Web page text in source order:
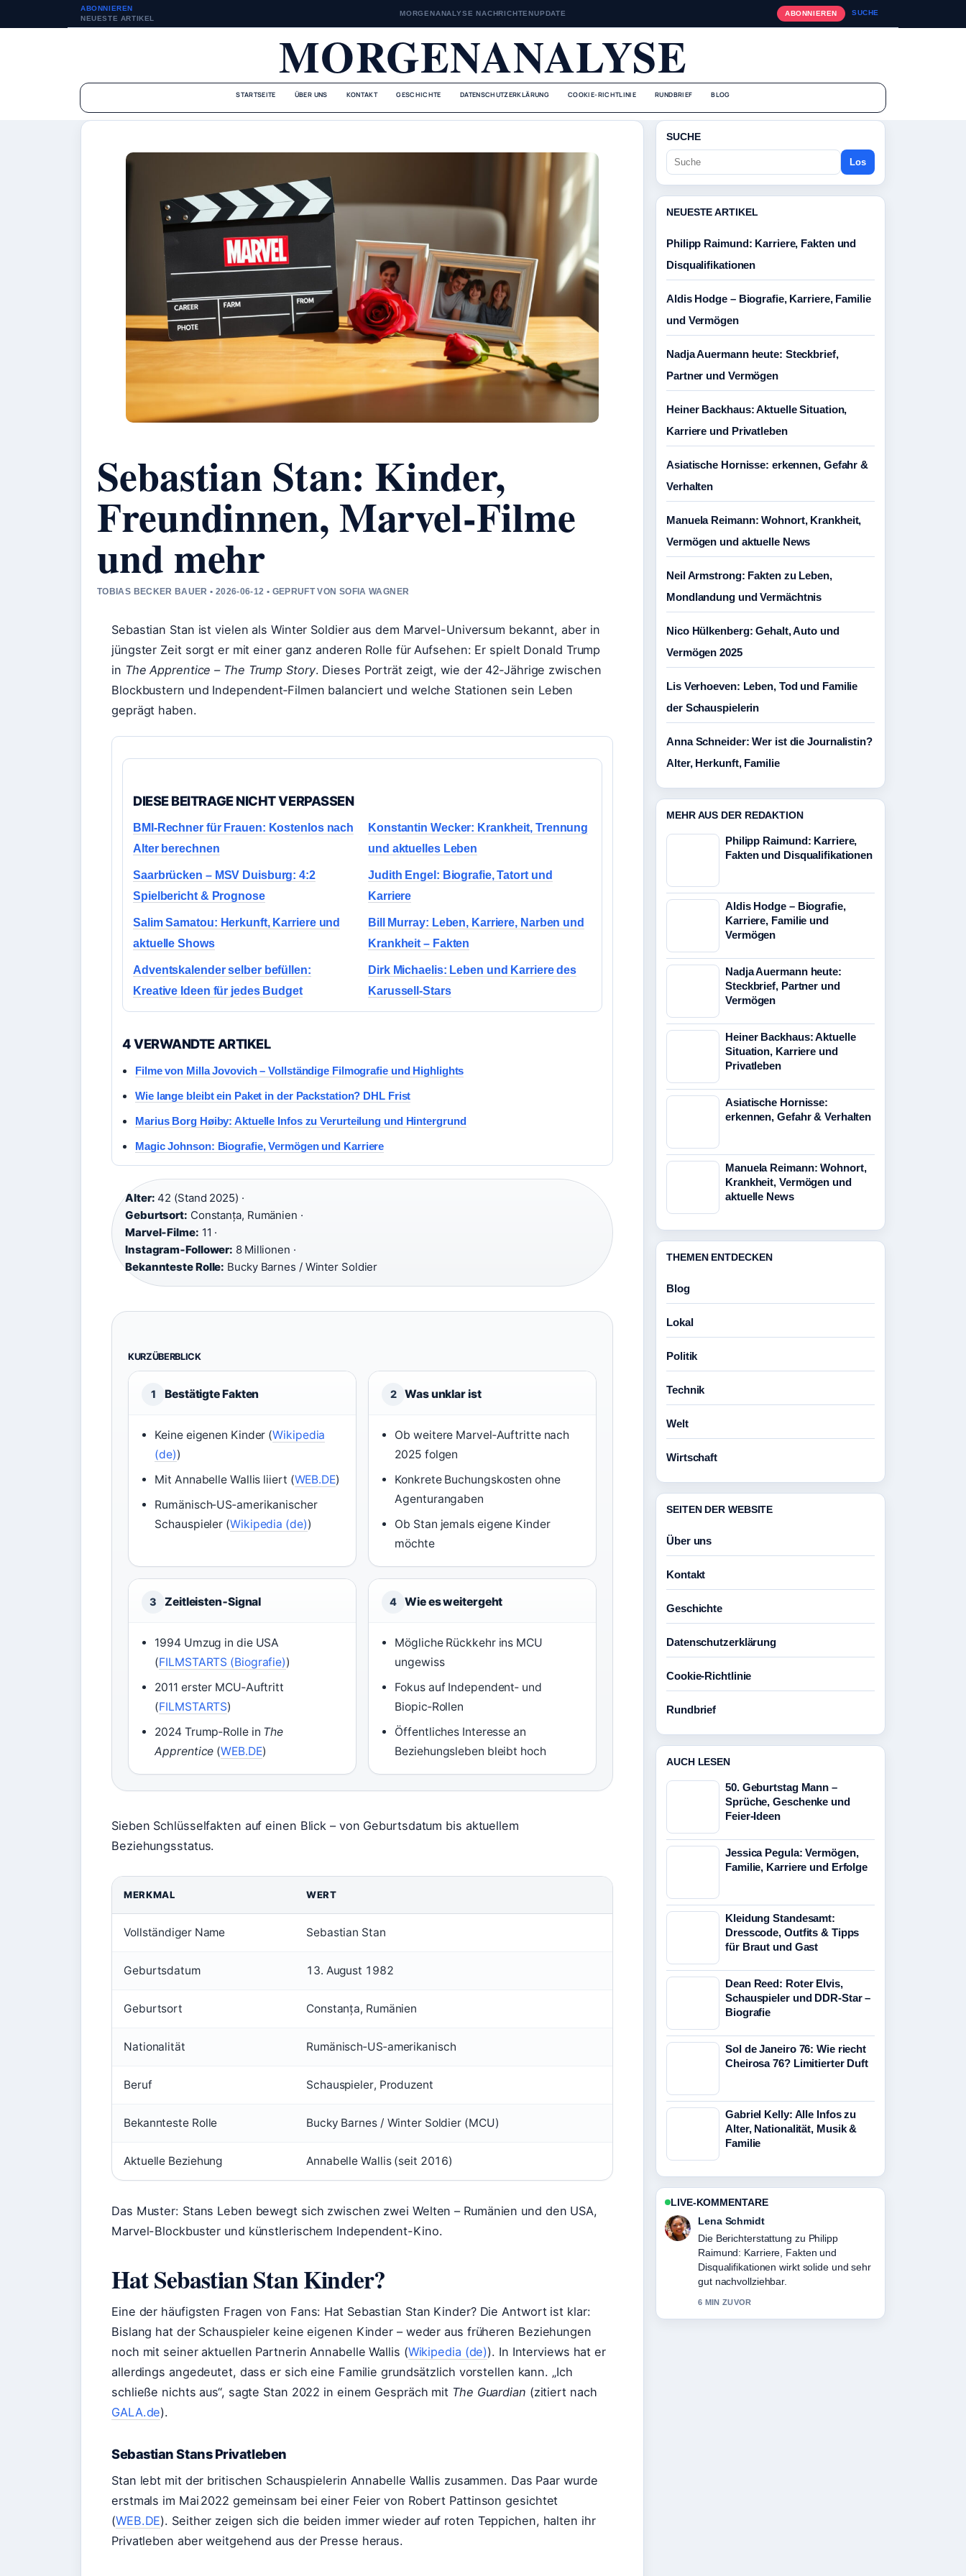
ABONNIEREN
NEUESTE ARTIKEL
MORGENANALYSE NACHRICHTENUPDATE ABONNIEREN SUCHE
MORGENANALYSE
STARTSEITE ÜBER UNS KONTAKT GESCHICHTE DATENSCHUTZERKLÄRUNG COOKIE-RICHTLINIE RUNDBRIEF BLOG
Sebastian Stan: Kinder,
Freundinnen, Marvel-Filme
und mehr
TOBIAS BECKER BAUER • 2026-06-12 • GEPRUFT VON SOFIA WAGNER
Sebastian Stan ist vielen als Winter Soldier aus dem Marvel-Universum bekannt, aber in
jüngster Zeit sorgt er mit einer ganz anderen Rolle für Aufsehen: Er spielt Donald Trump
in The Apprentice – The Trump Story. Dieses Porträt zeigt, wie der 42‑Jährige zwischen
Blockbustern und Independent‑Filmen balanciert und welche Stationen sein Leben
geprägt haben.
DIESE BEITRAGE NICHT VERPASSEN
BMI-Rechner für Frauen: Kostenlos nach
Alter berechnen
Konstantin Wecker: Krankheit, Trennung
und aktuelles Leben
Saarbrücken – MSV Duisburg: 4:2
Spielbericht & Prognose
Judith Engel: Biografie, Tatort und
Karriere
Salim Samatou: Herkunft, Karriere und
aktuelle Shows
Bill Murray: Leben, Karriere, Narben und
Krankheit – Fakten
Adventskalender selber befüllen:
Kreative Ideen für jedes Budget
Dirk Michaelis: Leben und Karriere des
Karussell-Stars
4 VERWANDTE ARTIKEL
Filme von Milla Jovovich – Vollständige Filmografie und Highlights
Wie lange bleibt ein Paket in der Packstation? DHL Frist
Marius Borg Høiby: Aktuelle Infos zu Verurteilung und Hintergrund
Magic Johnson: Biografie, Vermögen und Karriere
Alter: 42 (Stand 2025) ·
Geburtsort: Constanța, Rumänien ·
Marvel‑Filme: 11 ·
Instagram‑Follower: 8 Millionen ·
Bekannteste Rolle: Bucky Barnes / Winter Soldier
KURZÜBERBLICK
1 Bestätigte Fakten
Keine eigenen Kinder (Wikipedia
(de))
Mit Annabelle Wallis liiert (WEB.DE)
Rumänisch‑US‑amerikanischer
Schauspieler (Wikipedia (de))
2 Was unklar ist
Ob weitere Marvel‑Auftritte nach
2025 folgen
Konkrete Buchungskosten ohne
Agenturangaben
Ob Stan jemals eigene Kinder
möchte
3 Zeitleisten‑Signal
1994 Umzug in die USA
(FILMSTARTS (Biografie))
2011 erster MCU‑Auftritt
(FILMSTARTS)
2024 Trump‑Rolle in The
Apprentice (WEB.DE)
4 Wie es weitergeht
Mögliche Rückkehr ins MCU
ungewiss
Fokus auf Independent‑ und
Biopic‑Rollen
Öffentliches Interesse an
Beziehungsleben bleibt hoch
Sieben Schlüsselfakten auf einen Blick – von Geburtsdatum bis aktuellem
Beziehungsstatus.
MERKMAL WERT
Vollständiger Name Sebastian Stan
Geburtsdatum 13. August 1982
Geburtsort Constanța, Rumänien
Nationalität Rumänisch‑US‑amerikanisch
Beruf Schauspieler, Produzent
Bekannteste Rolle Bucky Barnes / Winter Soldier (MCU)
Aktuelle Beziehung Annabelle Wallis (seit 2016)
Das Muster: Stans Leben bewegt sich zwischen zwei Welten – Rumänien und den USA,
Marvel-Blockbuster und künstlerischem Independent-Kino.
Hat Sebastian Stan Kinder?
Eine der häufigsten Fragen von Fans: Hat Sebastian Stan Kinder? Die Antwort ist klar:
Bislang hat der Schauspieler keine eigenen Kinder – weder aus früheren Beziehungen
noch mit seiner aktuellen Partnerin Annabelle Wallis (Wikipedia (de)). In Interviews hat er
allerdings angedeutet, dass er sich eine Familie grundsätzlich vorstellen kann. „Ich
schließe nichts aus“, sagte Stan 2022 in einem Gespräch mit The Guardian (zitiert nach
GALA.de).
Sebastian Stans Privatleben
Stan lebt mit der britischen Schauspielerin Annabelle Wallis zusammen. Das Paar wurde
erstmals im Mai 2022 gemeinsam bei einer Feier von Robert Pattinson gesichtet
(WEB.DE). Seither zeigen sich die beiden immer wieder auf roten Teppichen, halten ihr
Privatleben aber weitgehend aus der Presse heraus.
SUCHE
Los
NEUESTE ARTIKEL
Philipp Raimund: Karriere, Fakten und
Disqualifikationen
Aldis Hodge – Biografie, Karriere, Familie
und Vermögen
Nadja Auermann heute: Steckbrief,
Partner und Vermögen
Heiner Backhaus: Aktuelle Situation,
Karriere und Privatleben
Asiatische Hornisse: erkennen, Gefahr &
Verhalten
Manuela Reimann: Wohnort, Krankheit,
Vermögen und aktuelle News
Neil Armstrong: Fakten zu Leben,
Mondlandung und Vermächtnis
Nico Hülkenberg: Gehalt, Auto und
Vermögen 2025
Lis Verhoeven: Leben, Tod und Familie
der Schauspielerin
Anna Schneider: Wer ist die Journalistin?
Alter, Herkunft, Familie
MEHR AUS DER REDAKTION
Philipp Raimund: Karriere,
Fakten und Disqualifikationen
Aldis Hodge – Biografie,
Karriere, Familie und
Vermögen
Nadja Auermann heute:
Steckbrief, Partner und
Vermögen
Heiner Backhaus: Aktuelle
Situation, Karriere und
Privatleben
Asiatische Hornisse:
erkennen, Gefahr & Verhalten
Manuela Reimann: Wohnort,
Krankheit, Vermögen und
aktuelle News
THEMEN ENTDECKEN
Blog
Lokal
Politik
Technik
Welt
Wirtschaft
SEITEN DER WEBSITE
Über uns
Kontakt
Geschichte
Datenschutzerklärung
Cookie-Richtlinie
Rundbrief
AUCH LESEN
50. Geburtstag Mann –
Sprüche, Geschenke und
Feier-Ideen
Jessica Pegula: Vermögen,
Familie, Karriere und Erfolge
Kleidung Standesamt:
Dresscode, Outfits & Tipps
für Braut und Gast
Dean Reed: Roter Elvis,
Schauspieler und DDR-Star –
Biografie
Sol de Janeiro 76: Wie riecht
Cheirosa 76? Limitierter Duft
Gabriel Kelly: Alle Infos zu
Alter, Nationalität, Musik &
Familie
LIVE-KOMMENTARE
Lena Schmidt
Die Berichterstattung zu Philipp
Raimund: Karriere, Fakten und
Disqualifikationen wirkt solide und sehr
gut nachvollziehbar.
6 MIN ZUVOR